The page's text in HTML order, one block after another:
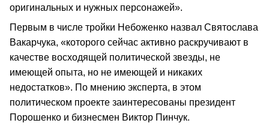
оригинальных и нужных персонажей».
Первым в числе тройки Небоженко назвал Святослава
Вакарчука, «которого сейчас активно раскручивают в
качестве восходящей политической звезды, не
имеющей опыта, но не имеющей и никаких
недостатков». По мнению эксперта, в этом
политическом проекте заинтересованы президент
Порошенко и бизнесмен Виктор Пинчук.